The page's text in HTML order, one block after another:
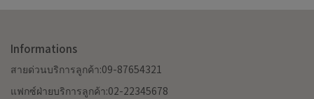
Informations
สายด่วนบริการลูกค้า:09-87654321
แฟกซ์ฝ่ายบริการลูกค้า:02-22345678